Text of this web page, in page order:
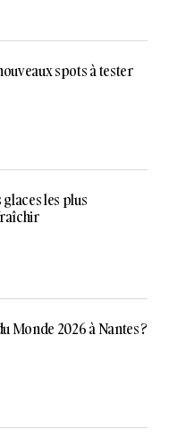
spots à tester
glaces les plus
Monde 2026 à Nantes ?